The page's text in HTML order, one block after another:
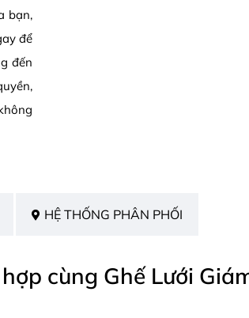
bạn,
để
đến
HỆ THỐNG PHÂN PHỐI
cùng Ghế Lưới